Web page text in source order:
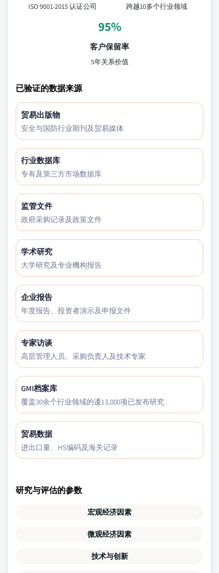
ISO 9001-2015 认证公司 跨越10多个行业领域
95%
客户保留率
5年关系价值
已验证的数据来源
贸易出版物
安全与国防行业期刊及贸易媒体
行业数据库
专有及第三方市场数据库
监管文件
政府采购记录及政策文件
学术研究
大学研究及专业機构报告
企业报告
年度报告、投资者演示及申报文件
专家访谈
高层管理人员、采购负责人及技术专家
GMI档案库
覆盖30余个行业领域的逶13,000项已发布研究
贸易数据
进出口量、HS编码及海关记录
研究与评估的参数
宏观经济因素
微观经济因素
技术与创新